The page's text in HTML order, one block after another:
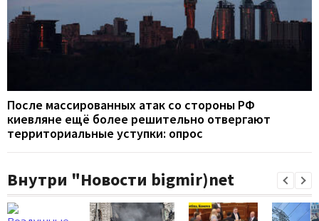
После массированных атак со стороны РФ
киевляне ещё более решительно отвергают
территориальные уступки: опрос
Внутри "Новости bigmir)net